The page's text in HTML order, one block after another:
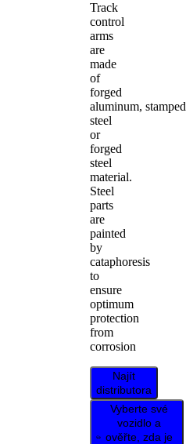
Track
control
arms
are
made
of
forged
aluminum, stamped
steel
or
forged
steel
material.
Steel
parts
are
painted
by
cataphoresis
to
ensure
optimum
protection
from
corrosion
Najít
distributora
Vyberte své
vozidlo a
ověřte, zda je